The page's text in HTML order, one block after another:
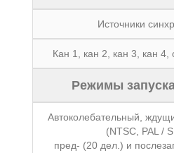
Источники
Кан 1, кан 2, кан 3, кан 4,
Режимы
Автоколебательный,
(NTSC, PAL /
пред- (20 дел.) и